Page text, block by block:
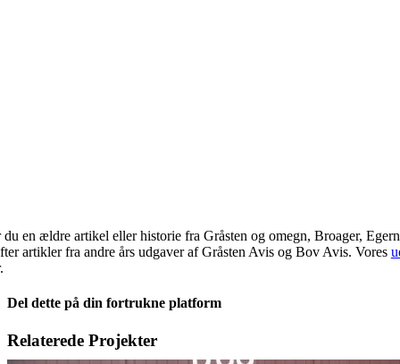
du en ældre artikel eller historie fra Gråsten og omegn, Broager,
artikler fra andre års udgaver af Gråsten Avis og Bov Avis. Vores
Del dette på din fortrukne platform
Facebook
X
LinkedIn
E-
Relaterede Projekter